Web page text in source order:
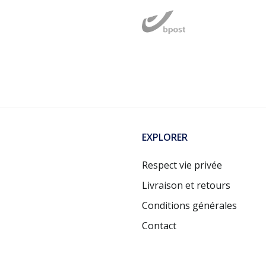
EXPLORER
Respect vie privée
Livraison et retours
Conditions générales
Contact